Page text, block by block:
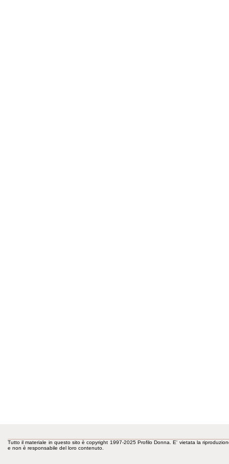
Tutto il materiale in questo sito è copyright 1997-2025 Profilo Donna. E' vietata la
e non è responsabile del loro contenuto.